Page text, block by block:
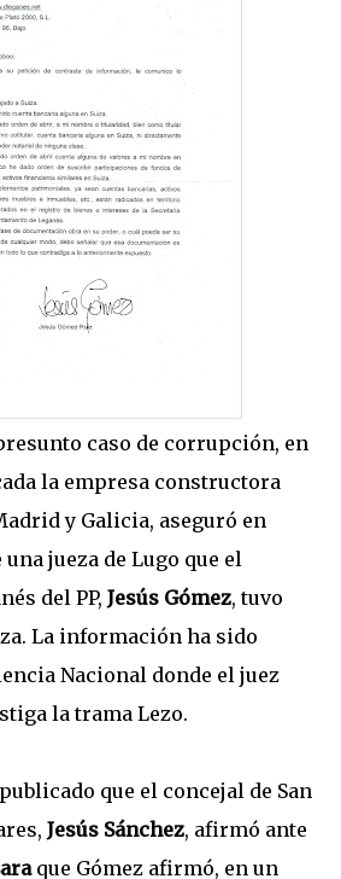
caso de corrupción, en
la empresa constructora
y Galicia, aseguró en
jueza de Lugo que el
del PP, Jesús Gómez, tuvo
La información ha sido
Nacional donde el juez
la trama Lezo.
que el concejal de San
Jesús Sánchez, afirmó ante
que Gómez afirmó, en un